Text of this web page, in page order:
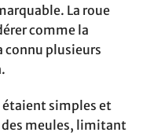
La roue
comme la
plusieurs
étaient simples et
meules, limitant